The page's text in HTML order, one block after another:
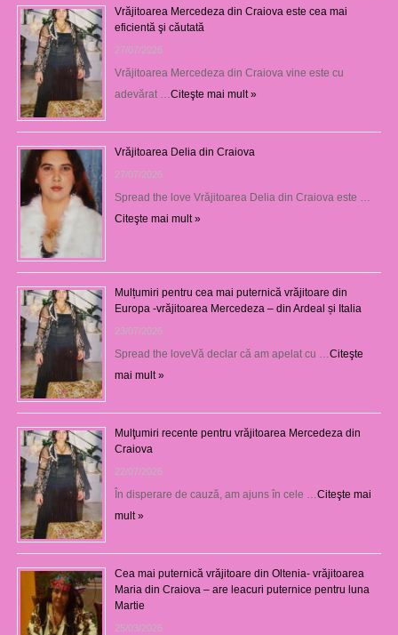
Vrăjitoarea Mercedeza din Craiova este cea mai
eficientă şi căutată
27/07/2026
Vrăjitoarea Mercedeza din Craiova vine este cu
adevărat …Citeşte mai mult »
Vrăjitoarea Delia din Craiova
27/07/2026
Spread the love Vrăjitoarea Delia din Craiova este …
Citeşte mai mult »
Mulțumiri pentru cea mai puternică vrăjitoare din
Europa -vrăjitoarea Mercedeza – din Ardeal și Italia
23/07/2026
Spread the loveVă declar că am apelat cu …Citeşte
mai mult »
Mulţumiri recente pentru vrăjitoarea Mercedeza din
Craiova
22/07/2026
În disperare de cauză, am ajuns în cele …Citeşte mai
mult »
Cea mai puternică vrăjitoare din Oltenia- vrăjitoarea
Maria din Craiova – are leacuri puternice pentru luna
Martie
25/03/2026